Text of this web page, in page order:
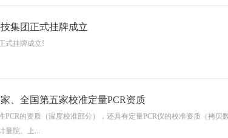
技集团正式挂牌成立
式挂牌成立!
、全国第五家校准定量PCR资质
PCR的资质（温度校准部分），还具有定量PCR仪的校准资质（拷贝
量院、上...